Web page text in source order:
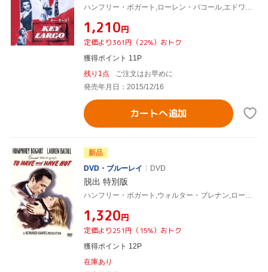
¥1,210円
定価より361円（22%）おトク
獲得ポイント 11P
残り1点
ご注文はお早めに
発売年月日：2015/12/16
カートへ追加
新品
DVD・ブルーレイ
DVD
脱出 特別版
¥1,320円
定価より251円（15%）おトク
獲得ポイント 12P
在庫あり